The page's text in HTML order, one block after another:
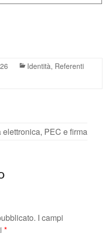
Identità, Referenti
PEC e firma
I campi
*